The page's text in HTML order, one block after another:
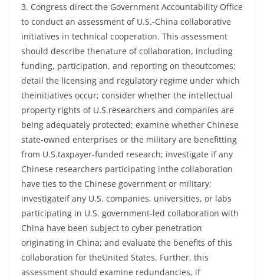
3. Congress direct the Government Accountability Office
to conduct an assessment of U.S.-China collaborative
initiatives in technical cooperation. This assessment
should describe thenature of collaboration, including
funding, participation, and reporting on theoutcomes;
detail the licensing and regulatory regime under which
theinitiatives occur; consider whether the intellectual
property rights of U.S.researchers and companies are
being adequately protected; examine whether Chinese
state-owned enterprises or the military are benefitting
from U.S.taxpayer-funded research; investigate if any
Chinese researchers participating inthe collaboration
have ties to the Chinese government or military;
investigateif any U.S. companies, universities, or labs
participating in U.S. government-led collaboration with
China have been subject to cyber penetration
originating in China; and evaluate the benefits of this
collaboration for theUnited States. Further, this
assessment should examine redundancies, if